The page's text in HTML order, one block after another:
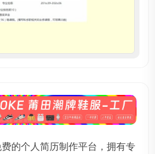
的个人简历制作平台，拥有专